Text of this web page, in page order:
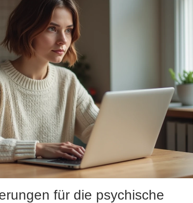
für die psychische